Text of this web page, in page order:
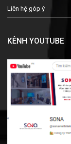
Liên hệ góp ý
KÊNH YOUTUBE